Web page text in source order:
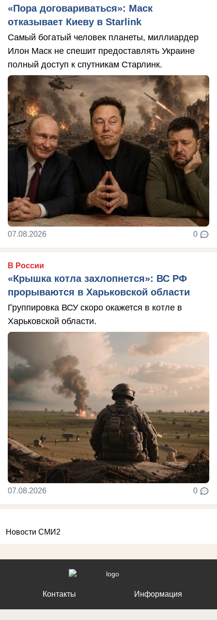
«Пора договариваться»: Маск
отказывает Киеву в Starlink
Самый богатый человек планеты, миллиардер
Илон Маск не спешит предоставлять Украине
полный доступ к спутникам Старлинк.
07.08.2026 0
В России
«Крышка котла захлопнется»: ВС РФ
прорываются в Харьковской области
Группировка ВСУ скоро окажется в котле в
Харьковской области.
07.08.2026 0
Новости СМИ2
Контакты Информация